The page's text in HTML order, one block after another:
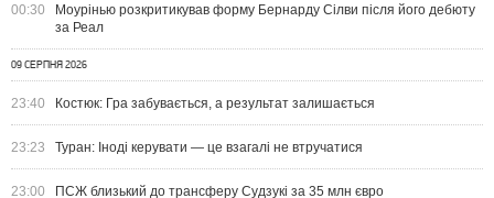
00:30
Моурінью розкритикував форму Бернарду Сілви після його дебюту
за Реал
09 СЕРПНЯ 2026
23:40 Костюк: Гра забувається, а результат залишається
23:23 Туран: Іноді керувати — це взагалі не втручатися
23:00 ПСЖ близький до трансферу Судзукі за 35 млн євро